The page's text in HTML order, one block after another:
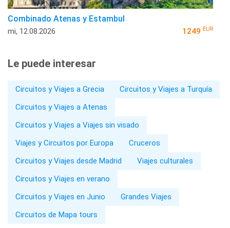
Combinado Atenas y Estambul
mi, 12.08.2026 1249 EUR
Le puede interesar
Circuitos y Viajes a Grecia
Circuitos y Viajes a Turquía
Circuitos y Viajes a Atenas
Circuitos y Viajes a Viajes sin visado
Viajes y Circuitos por Europa
Cruceros
Circuitos y Viajes desde Madrid
Viajes culturales
Circuitos y Viajes en verano
Circuitos y Viajes en Junio
Grandes Viajes
Circuitos de Mapa tours